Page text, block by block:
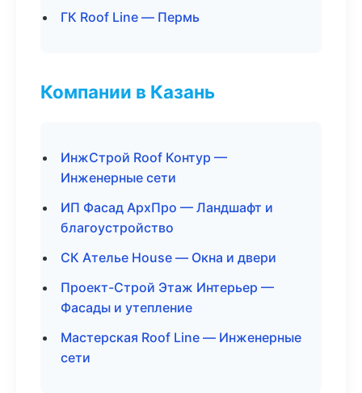
ГК Roof Line — Пермь
Компании в Казань
ИнжСтрой Roof Контур —
Инженерные сети
ИП Фасад АрхПро — Ландшафт и
благоустройство
СК Ателье House — Окна и двери
Проект-Строй Этаж Интерьер —
Фасады и утепление
Мастерская Roof Line — Инженерные
сети